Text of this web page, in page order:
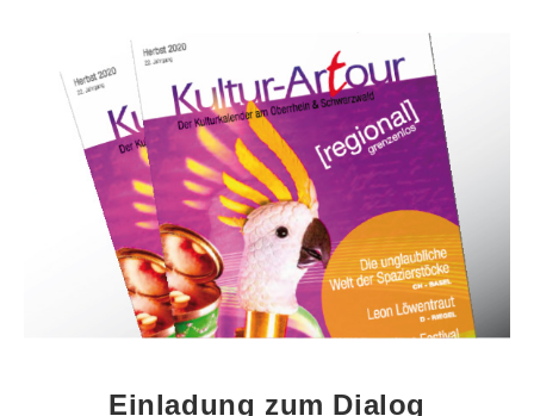
Einladung zum Dialog